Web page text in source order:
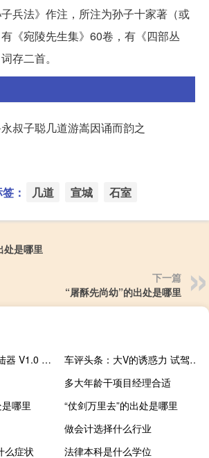
兵法》作注，所注为孙子十家著（或
《宛陵先生集》60卷，有《四部丛
存二首。
叔子聪几道游嵩因诵而韵之
： 几道 宣城 石室
处是哪里
下一篇
“屠酥先尚幼”的出处是哪里
52辅助游戏论坛登陆器 V1.0 绿色版（52辅助游戏论坛登陆器 V1.0 绿色版功能简介）
车评头条：大V的诱惑力 试驾上汽大众威然Viloran
多大年龄干项目经理合适
哪里
“仗剑万里去”的出处是哪里
做会计选择什么行业
么症状
法律本科是什么学位